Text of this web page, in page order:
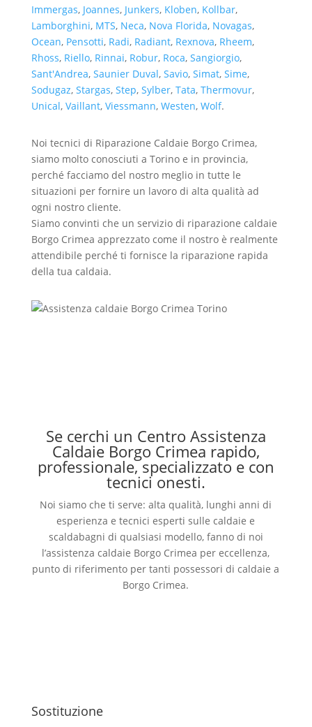
Immergas, Joannes, Junkers, Kloben, Kollbar,
Lamborghini, MTS, Neca, Nova Florida, Novagas,
Ocean, Pensotti, Radi, Radiant, Rexnova, Rheem,
Rhoss, Riello, Rinnai, Robur, Roca, Sangiorgio,
Sant'Andrea, Saunier Duval, Savio, Simat, Sime,
Sodugaz, Stargas, Step, Sylber, Tata, Thermovur,
Unical, Vaillant, Viessmann, Westen, Wolf.
Noi tecnici di Riparazione Caldaie Borgo Crimea,
siamo molto conosciuti a Torino e in provincia,
perché facciamo del nostro meglio in tutte le
situazioni per fornire un lavoro di alta qualità ad
ogni nostro cliente.
Siamo convinti che un servizio di riparazione caldaie
Borgo Crimea apprezzato come il nostro è realmente
attendibile perché ti fornisce la riparazione rapida
della tua caldaia.
Se cerchi un Centro Assistenza
Caldaie Borgo Crimea rapido,
professionale, specializzato e con
tecnici onesti.
Noi siamo che ti serve: alta qualità, lunghi anni di
esperienza e tecnici esperti sulle caldaie e
scaldabagni di qualsiasi modello, fanno di noi
l’assistenza caldaie Borgo Crimea per eccellenza,
punto di riferimento per tanti possessori di caldaie a
Borgo Crimea.
Sostituzione